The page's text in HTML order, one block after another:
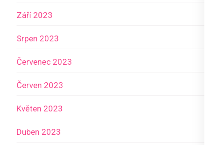
Září 2023
Srpen 2023
Červenec 2023
Červen 2023
Květen 2023
Duben 2023